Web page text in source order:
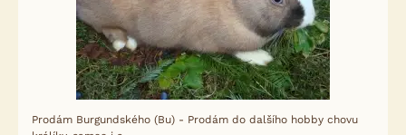
Prodám Burgundského (Bu) - Prodám do dalšího hobby chovu